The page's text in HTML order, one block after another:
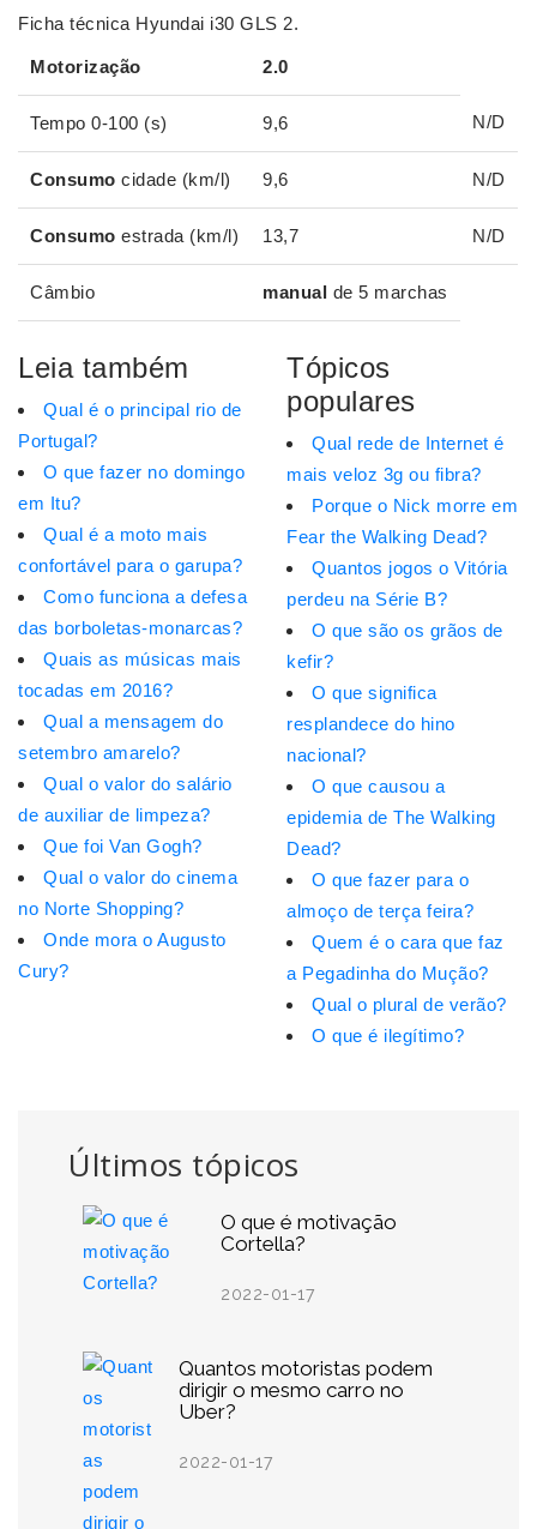
Últimos tópicos
O que é motivação
Cortella?
2022-01-17
Quantos motoristas podem
dirigir o mesmo carro no
Uber?
2022-01-17
Ficha técnica Hyundai i30 GLS 2.
Motorização 2.0
Tempo 0-100 (s) 9,6 N/D
Consumo cidade (km/l) 9,6 N/D
Consumo estrada (km/l) 13,7 N/D
Câmbio manual de 5 marchas
Leia também
Qual é o principal rio de
Portugal?
O que fazer no domingo
em Itu?
Qual é a moto mais
confortável para o garupa?
Como funciona a defesa
das borboletas-monarcas?
Quais as músicas mais
tocadas em 2016?
Qual a mensagem do
setembro amarelo?
Qual o valor do salário
de auxiliar de limpeza?
Que foi Van Gogh?
Qual o valor do cinema
no Norte Shopping?
Onde mora o Augusto
Cury?
Tópicos
populares
Qual rede de Internet é
mais veloz 3g ou fibra?
Porque o Nick morre em
Fear the Walking Dead?
Quantos jogos o Vitória
perdeu na Série B?
O que são os grãos de
kefir?
O que significa
resplandece do hino
nacional?
O que causou a
epidemia de The Walking
Dead?
O que fazer para o
almoço de terça feira?
Quem é o cara que faz
a Pegadinha do Mução?
Qual o plural de verão?
O que é ilegítimo?